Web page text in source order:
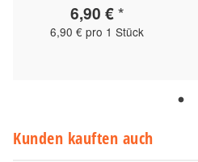
6,90 €*
6,90 € pro 1 Stück
Kunden kauften auch